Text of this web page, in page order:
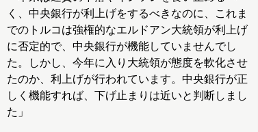
く、中央銀行が利上げをするべきなのに、これま
でのトルコは強権的なエルドアン大統領が利上げ
に否定的で、中央銀行が機能していませんでし
た。しかし、今年に入り大統領が態度を軟化させ
たのか、利上げが行われています。中央銀行が正
しく機能すれば、下げ止まりは近いと判断しまし
た」